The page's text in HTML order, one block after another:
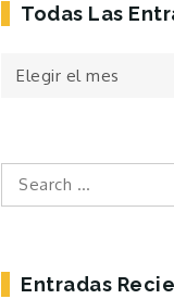
Todas Las
Todas
Search
for:
Entradas